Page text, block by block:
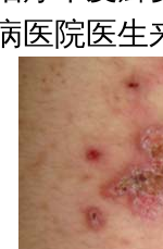
医院医生